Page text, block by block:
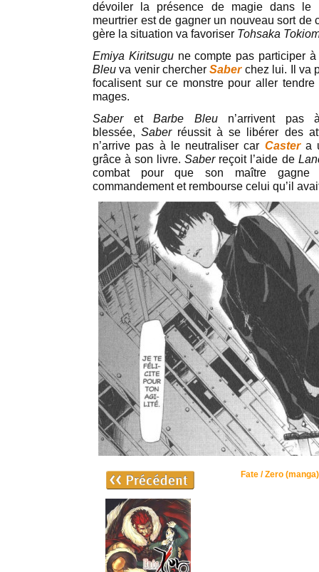
dévoiler la présence de magie dans le
meurtrier est de gagner un nouveau sort de
gère la situation va favoriser Tohsaka
Emiya Kiritsugune compte pas participer
Bleu va venir chercherSaberchez lui. Il va
focalisent sur ce monstre pour aller
mages.
Saberet Barbe Bleun’arrivent pas
blessée,Saberréussit à se libérer des
n’arrive pas à le neutraliser car Caster a
grâce à son livre.Saberreçoit l’aide de
combat pour que son maître
commandement et rembourse celui qu’il
Fate / Zero (manga)